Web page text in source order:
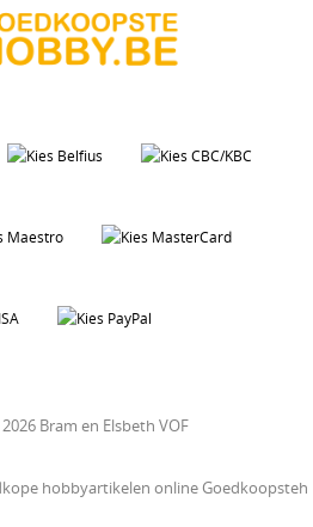
Bram en Elsbeth VOF
hobbyartikelen online Goedkoopsteh